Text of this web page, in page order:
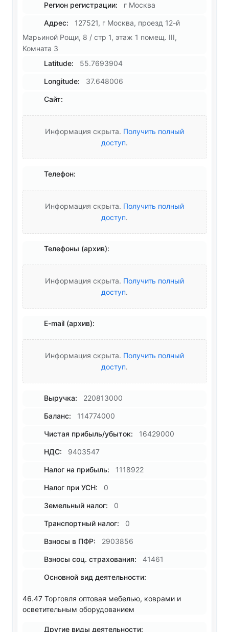
Регион регистрации: г Москва
Адрес:
127521, г Москва, проезд 12-й
Марьиной Рощи, 8 / стр 1, этаж 1 помещ. III,
Комната 3
Latitude:
55.7693904
Longitude: 37.648006
Сайт:
Информация скрыта. Получить полный
доступ.
Телефон:
Информация скрыта. Получить полный
доступ.
Телефоны (архив):
Информация скрыта. Получить полный
доступ.
E-mail (архив):
Информация скрыта. Получить полный
доступ.
Выручка: 220813000
Баланс: 114774000
Чистая прибыль/убыток: 16429000
НДС: 9403547
Налог на прибыль: 1118922
Налог при УСН: 0
Земельный налог: 0
Транспортный налог: 0
Взносы в ПФР: 2903856
Взносы соц. страхования: 41461
Основной вид деятельности:
46.47 Торговля оптовая мебелью, коврами и
осветительным оборудованием
Другие виды деятельности: